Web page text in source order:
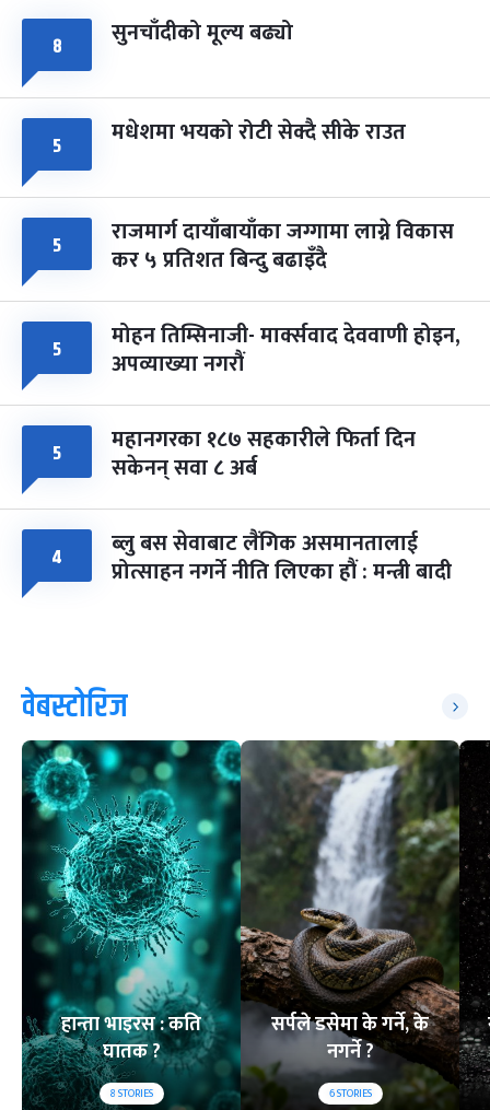
८ सुनचाँदीको मूल्य बढ्यो
५ मधेशमा भयको रोटी सेक्दै सीके राउत
५ राजमार्ग दायाँबायाँका जग्गामा लाग्ने विकास
कर ५ प्रतिशत बिन्दु बढाइँदै
५ मोहन तिम्सिनाजी- मार्क्सवाद देववाणी होइन,
अपव्याख्या नगरौं
५ महानगरका १८७ सहकारीले फिर्ता दिन
सकेनन् सवा ८ अर्ब
४ ब्लु बस सेवाबाट लैंगिक असमानतालाई
प्रोत्साहन नगर्ने नीति लिएका हौं : मन्त्री बादी
वेबस्टोरिज
हान्ता भाइरस : कति
घातक ?
8STORIES
सर्पले डसेमा के गर्ने, के
नगर्ने ?
6STORIES